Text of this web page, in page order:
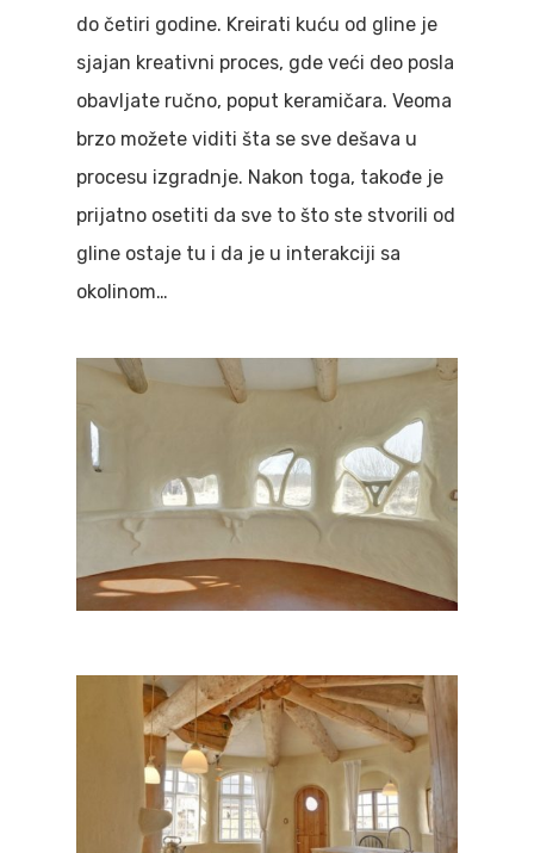
do četiri godine. Kreirati kuću od gline je
sjajan kreativni proces, gde veći deo posla
obavljate ručno, poput keramičara. Veoma
brzo možete viditi šta se sve dešava u
procesu izgradnje. Nakon toga, takođe je
prijatno osetiti da sve to što ste stvorili od
gline ostaje tu i da je u interakciji sa
okolinom…